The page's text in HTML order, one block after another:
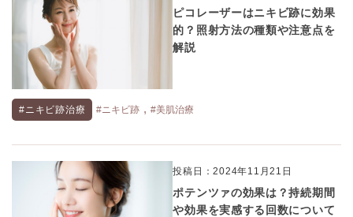
ピコレーザーはニキビ跡に効果
的？照射方法の種類や注意点を
解説
#ニキビ跡治療 #ニキビ跡 , #美肌治療
投稿日：2024年11月21日
ポテンツァの効果は？持続期間
や効果を実感する回数について